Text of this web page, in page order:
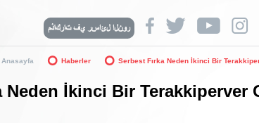
Anasayfa Haberler Serbest Fırka Neden İkinci Bir
Neden İkinci Bir Terakkiperver